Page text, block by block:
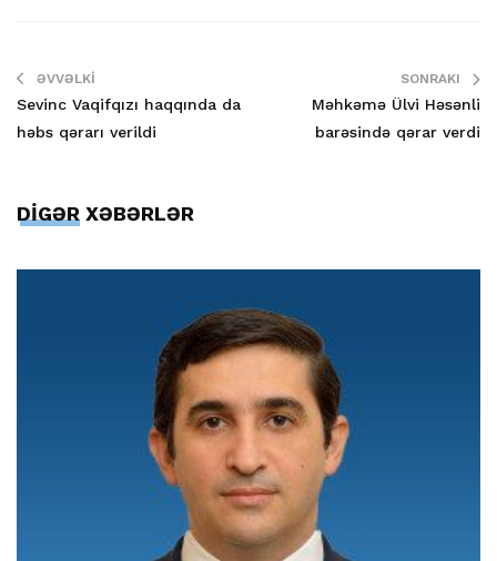
ƏVVƏLKI
Sevinc Vaqifqızı haqqında da
həbs qərarı verildi
SONRAKI
Məhkəmə Ülvi Həsənli
barəsində qərar verdi
DİGƏR XƏBƏRLƏR